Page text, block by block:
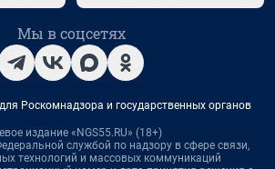
Мы в соцсетях
Роскомнадзора и государственных органов
издание «NGS55.RU» (18+)
службой по надзору в сфере связи,
технологий и массовых коммуникаций